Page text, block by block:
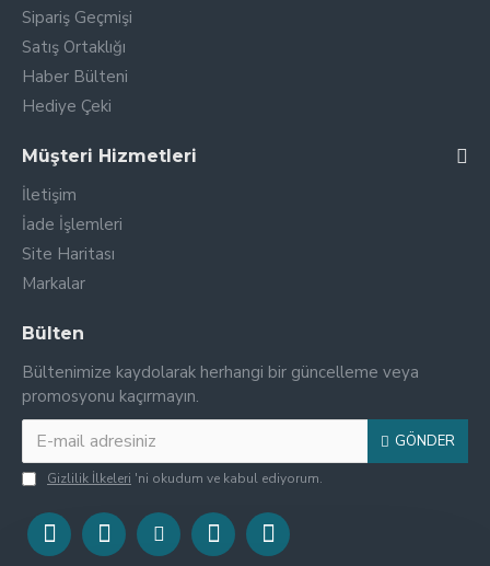
Sipariş Geçmişi
Satış Ortaklığı
Haber Bülteni
Hediye Çeki
Müşteri Hizmetleri
İletişim
İade İşlemleri
Site Haritası
Markalar
Bülten
Bültenimize kaydolarak herhangi bir güncelleme veya
promosyonu kaçırmayın.
GÖNDER
Gizlilik İlkeleri 'ni okudum ve kabul ediyorum.